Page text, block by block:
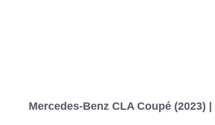
Mercedes-Benz CLA Coupé (2023) |